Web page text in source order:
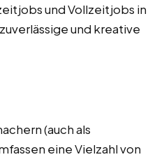
und Vollzeitjobs in
und kreative
(auch als
eine Vielzahl von